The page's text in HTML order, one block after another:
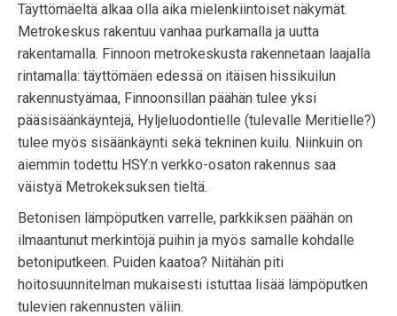
Täyttömäeltä alkaa olla aika mielenkiintoiset näkymät.
Metrokeskus rakentuu vanhaa purkamalla ja uutta
rakentamalla. Finnoon metrokeskusta rakennetaan laajalla
rintamalla: täyttömäen edessä on itäisen hissikuilun
rakennustyämaa, Finnoonsillan päähän tulee yksi
pääsisäänkäyntejä, Hyljeluodontielle (tulevalle Meritielle?)
tulee myös sisäänkäynti sekä tekninen kuilu. Niinkuin on
aiemmin todettu HSY:n verkko-osaton rakennus saa
väistyä Metrokeksuksen tieltä.
Betonisen lämpöputken varrelle, parkkiksen päähän on
ilmaantunut merkintöjä puihin ja myös samalle kohdalle
betoniputkeen. Puiden kaatoa? Niitähän piti
hoitosuunnitelman mukaisesti istuttaa lisää lämpöputken
tulevien rakennusten väliin.